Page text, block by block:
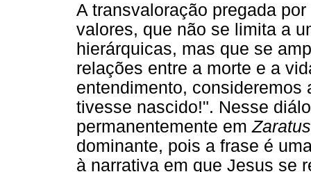
A transvaloração pregada
valores, que não se limita a
hierárquicas, mas que se
relações entre a morte e a
entendimento, consideremos
tivesse nascido!". Nesse
permanentemente em
dominante, pois a frase é
à narrativa em que Jesus se